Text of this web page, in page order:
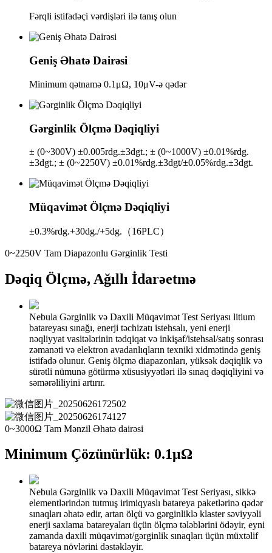
Fərqli istifadəçi vərdişləri ilə tanış olun
Geniş Əhatə Dairəsi
Minimum qətnamə 0.1μΩ, 10μV-ə qədər
Gərginlik Ölçmə Dəqiqliyi
± (0~300V) ±0.005rdg.±3dgt.; ± (0~1000V) ±0.01%rdg.
±3dgt.; ± (0~2250V) ±0.01%rdg.±3dgt/±0.05%rdg.±3dgt.
Müqavimət Ölçmə Dəqiqliyi
±0.3%rdg.+30dg./+5dg.（16PLC）
0~2250V Tam Diapazonlu Gərginlik Testi
Dəqiq Ölçmə, Ağıllı İdarəetmə
Nebula Gərginlik və Daxili Müqavimət Test Seriyası litium
batareyası sınağı, enerji təchizatı istehsalı, yeni enerji
nəqliyyat vasitələrinin tədqiqat və inkişaf/istehsal/satış sonrası
zəmanəti və elektron avadanlıqların texniki xidmətində geniş
istifadə olunur. Geniş ölçmə diapazonları, yüksək dəqiqlik və
sürətli nümunə götürmə xüsusiyyətləri ilə sınaq dəqiqliyini və
səmərəliliyini artırır.
0~3000Ω Tam Mənzil Əhatə dairəsi
Minimum Çözünürlük: 0.1μΩ
Nebula Gərginlik və Daxili Müqavimət Test Seriyası, sikkə
elementlərindən tutmuş irimiqyaslı batareya paketlərinə qədər
sınaqları əhatə edir, artan ölçü və gərginliklə klaster səviyyəli
enerji saxlama batareyaları üçün ölçmə tələblərini ödəyir, eyni
zamanda daxili müqavimət/gərginlik sınaqları üçün müxtəlif
batareya növlərini dəstəkləyir.